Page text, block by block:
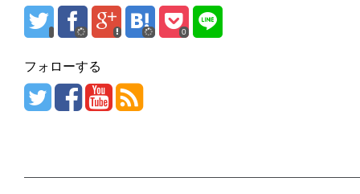
0
フォローする